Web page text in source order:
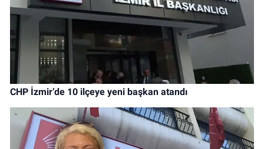
CHP İzmir’de 10 ilçeye yeni başkan atandı